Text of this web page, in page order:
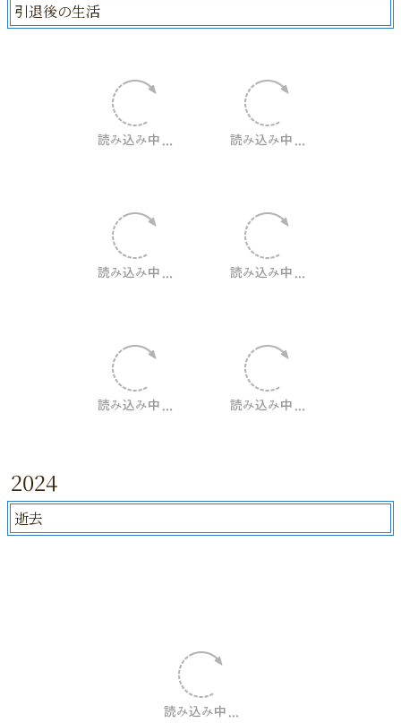
引退後の生活
2024
逝去